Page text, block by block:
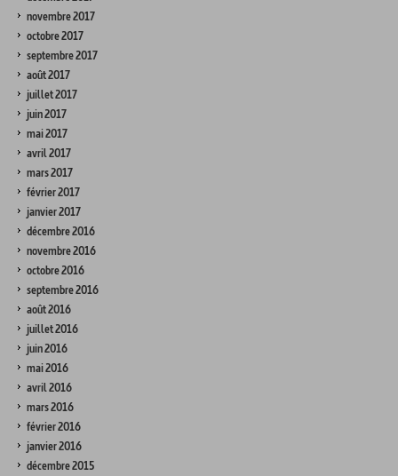
novembre 2017
octobre 2017
septembre 2017
août 2017
juillet 2017
juin 2017
mai 2017
avril 2017
mars 2017
février 2017
janvier 2017
décembre 2016
novembre 2016
octobre 2016
septembre 2016
août 2016
juillet 2016
juin 2016
mai 2016
avril 2016
mars 2016
février 2016
janvier 2016
décembre 2015